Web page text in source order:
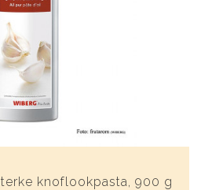
knoflookpasta, 900 g